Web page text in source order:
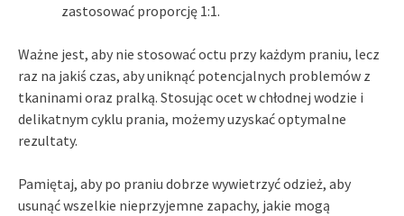
zastosować proporcję 1:1.
Ważne jest, aby nie stosować octu przy każdym praniu, lecz
raz na jakiś czas, aby uniknąć potencjalnych problemów z
tkaninami oraz pralką. Stosując ocet w chłodnej wodzie i
delikatnym cyklu prania, możemy uzyskać optymalne
rezultaty.
Pamiętaj, aby po praniu dobrze wywietrzyć odzież, aby
usunąć wszelkie nieprzyjemne zapachy, jakie mogą